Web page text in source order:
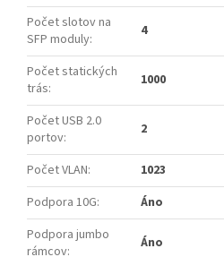
Počet slotov na
SFP moduly: 4
Počet statických
trás: 1000
Počet USB 2.0
portov: 2
Počet VLAN:
1023
Podpora 10G:
Áno
Podpora jumbo
rámcov: Áno